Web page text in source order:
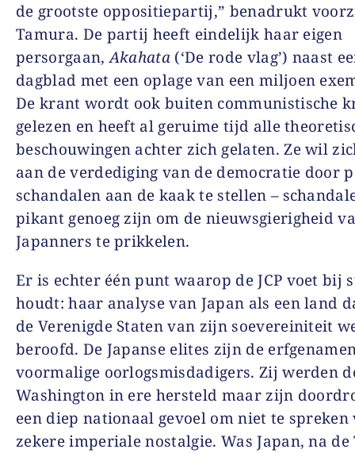
de grootste oppositiepartij,” benadrukt
Tamura. De partij heeft eindelijk haar eigen
persorgaan,Akahata (‘De rode vlag’) naast
dagblad met een oplage van een miljoen
De krant wordt ook buiten communistische
gelezen en heeft al geruime tijd alle
beschouwingen achter zich gelaten. Ze wil
aan de verdediging van de democratie door
schandalen aan de kaak te stellen –
pikant genoeg zijn om de nieuwsgierigheid
Japanners te prikkelen.
Er is echter één punt waarop de JCP voet bij
houdt: haar analyse van Japan als een land
de Verenigde Staten van zijn soevereiniteit
beroofd. De Japanse elites zijn de
voormalige oorlogsmisdadigers. Zij werden
Washington in ere hersteld maar zijn
een diep nationaal gevoel om niet te spreken
zekere imperiale nostalgie. Was Japan, na de